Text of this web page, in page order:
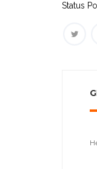
Status